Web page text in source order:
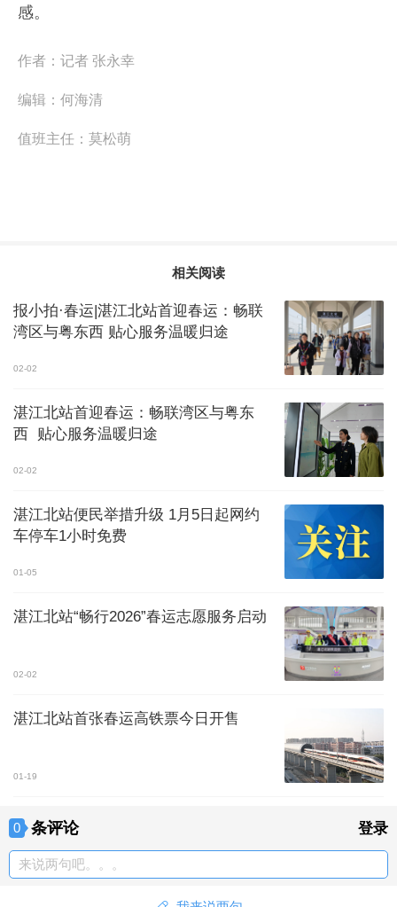
感。
作者： 记者 张永幸
编辑： 何海清
值班主任： 莫松萌
相关阅读
报小拍·春运|湛江北站首迎春运：畅联
湾区与粤东西 贴心服务温暖归途
02-02
湛江北站首迎春运：畅联湾区与粤东
西 贴心服务温暖归途
02-02
湛江北站便民举措升级 1月5日起网约
车停车1小时免费
01-05
湛江北站“畅行2026”春运志愿服务启动
02-02
湛江北站首张春运高铁票今日开售
01-19
0 条评论 登录
来说两句吧。。。